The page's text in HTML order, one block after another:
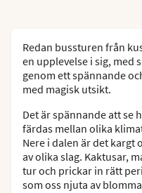
Redan bussturen från
en upplevelse i sig, med
genom ett spännande
med magisk utsikt.
Det är spännande att se
färdas mellan olika
Nere i dalen är det kargt
av olika slag. Kaktusar,
tur och prickar in rätt
som oss njuta av